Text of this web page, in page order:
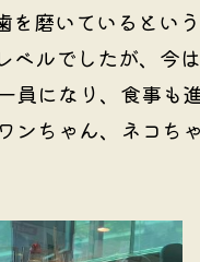
磨いているとい
ルでしたが、今
員になり、食事も
ちゃん、ネコち